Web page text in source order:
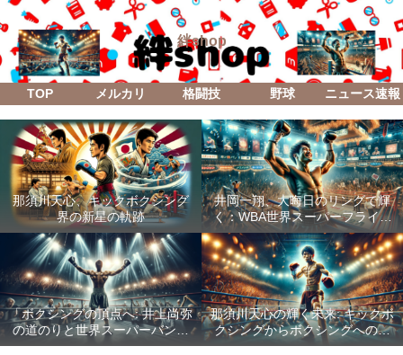
絆shop
TOP メルカリ 格闘技 野球 ニュース速報
那須川天心、キックボクシング
界の新星の軌跡
井岡一翔、大晦日のリングで輝
く：WBA世界スーパーフライ級
防衛戦「Lifetime Boxing Fights
18」
「ボクシングの頂点へ: 井上尚弥
の道のりと世界スーパーバンタ
ム級統一戦の全貌」
那須川天心の輝く未来: キックボ
クシングからボクシングへの成
功した転身